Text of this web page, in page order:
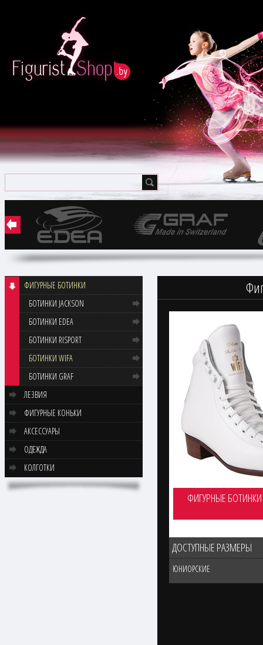
ФИГУРНЫЕ БОТИНКИ
БОТИНКИ JACKSON
БОТИНКИ EDEA
БОТИНКИ RISPORT
БОТИНКИ WIFA
БОТИНКИ GRAF
ЛЕЗВИЯ
ФИГУРНЫЕ КОНЬКИ
АКСЕССУАРЫ
ОДЕЖДА
КОЛГОТКИ
ФИГУРНЫЕ БОТИНКИ
ДОСТУПНЫЕ РАЗМЕРЫ
ЮНИОРСКИЕ